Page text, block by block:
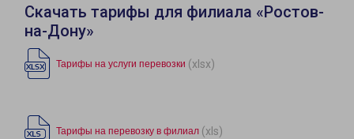
Скачать тарифы для филиала «Ростов-
на-Дону»
Тарифы на услуги перевозки (xlsx)
Тарифы на перевозку в филиал (xls)